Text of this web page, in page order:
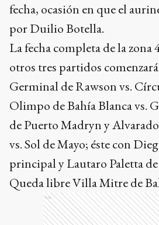
fecha, ocasión en que el
por Duilio Botella.
La fecha completa de la zona
otros tres partidos
Germinal de Rawson vs.
Olimpo de Bahía Blanca vs.
de Puerto Madryn y
vs. Sol de Mayo; éste con
principal y Lautaro Paletta
Queda libre Villa Mitre de
Ads